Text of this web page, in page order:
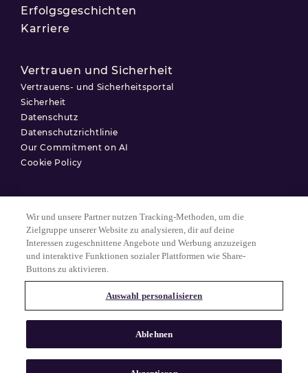
Erfolgsgeschichten
Karriere
Vertrauen und Sicherheit
Vertrauens- und Sicherheitsportal
Sicherheit
Datenschutz
Datenschutzrichtlinie
Our Commitment on AI
Cookie Policy
© 2025 Match Group.
Nutzungsbedingungen
Datenschutzerklärung
Alle Rechte vorbehalten. MATCH GROUP, das MG-Logo und der MG-
Faden mit blauem Farbverlauf sind Marken der Match Group
Americas, LLC. Alle anderen Marken sind Eigentum ihrer jeweiligen
Wir und unsere Partner nutzen Tracking-Methoden, um die
Zielgruppe unserer Website zu analysieren, dir auf deine
Interessen zugeschnittene Angebote und Werbung anzuzeigen
und interaktive Funktionen sozialer Plattformen wie Share-
Buttons zu aktivieren.
Auswahl personalisieren
Ablehnen